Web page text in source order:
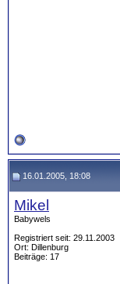
16.01.2005, 18:08
Mikel
Babywels
Registriert seit: 29.11.2003
Ort: Dillenburg
Beiträge: 17